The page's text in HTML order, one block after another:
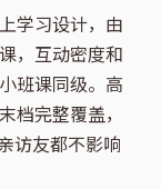
学习设计，由
，互动密度和
班课同级。高
档完整覆盖，
访友都不影响